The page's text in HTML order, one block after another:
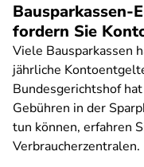
Bausparkassen-
fordern Sie
Viele Bausparkassen
jährliche
Bundesgerichtshof
Gebühren in der
tun können, erfahren
Verbraucherzentralen.